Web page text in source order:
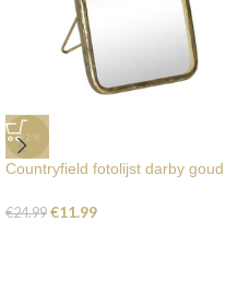
-52%
Countryfield fotolijst darby goud
€24.99 €11.99